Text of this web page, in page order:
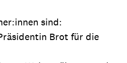
sind:
Brot für die